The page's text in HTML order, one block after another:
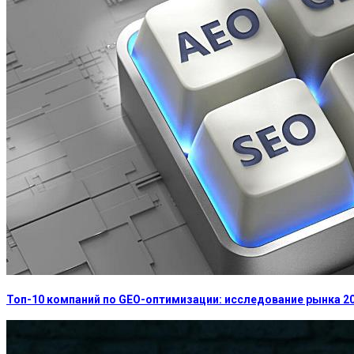
Топ-10 компаний по GEO-оптимизации: исследование рынка